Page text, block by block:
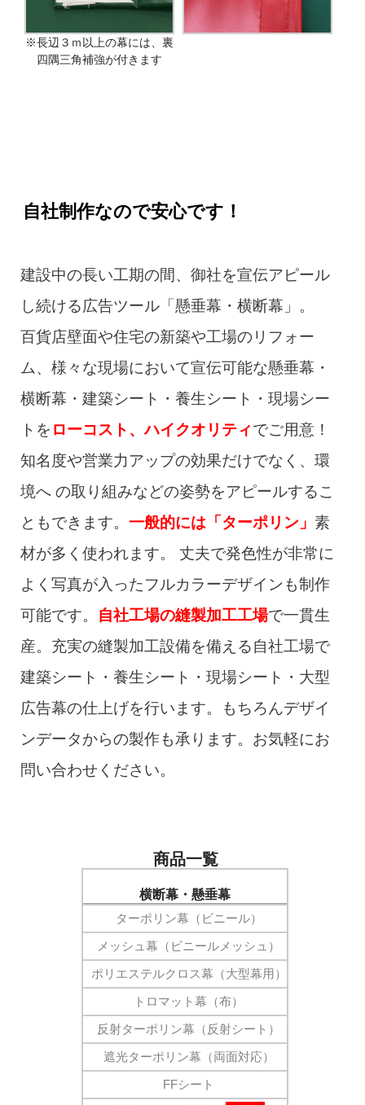
※長辺３ｍ以上の幕には、裏
四隅三角補強が付きます
自社制作なので安心です！
建設中の長い工期の間、御社を宣伝アピール
し続ける広告ツール「懸垂幕・横断幕」。
百貨店壁面や住宅の新築や工場のリフォー
ム、様々な現場において宣伝可能な懸垂幕・
横断幕・建築シート・養生シート・現場シー
トを ローコスト、ハイクオリティでご用意！
知名度や営業力アップの効果だけでなく、環
境へ の取り組みなどの姿勢をアピールするこ
ともできます。 一般的には「ターポリン」 素
材が多く使われます。 丈夫で発色性が非常に
よく写真が入ったフルカラーデザインも制作
可能です。 自社工場の縫製加工工場で一貫生
産。充実の縫製加工設備を備える自社工場で
建築シート・養生シート・現場シート・大型
広告幕の仕上げを行います。もちろんデザイ
ンデータからの製作も承ります。お気軽にお
問い合わせください。
商品一覧
横断幕・懸垂幕
ターポリン幕（ビニール）
メッシュ幕（ビニールメッシュ）
ポリエステルクロス幕（大型幕用）
トロマット幕（布）
反射ターポリン幕（反射シート）
遮光ターポリン幕（両面対応）
FFシート